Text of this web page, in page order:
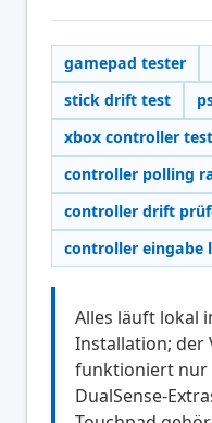
gamepad tester
stick drift test
xbox controller test
controller polling
controller drift
controller eingabe
Alles läuft lokal
Installation; der
funktioniert nur
DualSense-